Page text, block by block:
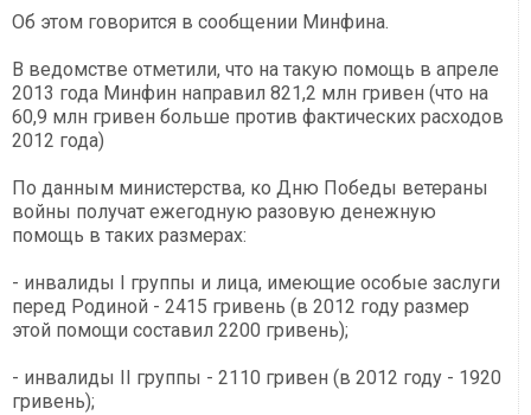
Об этом говорится в сообщении Минфина.
В ведомстве отметили, что на такую ​​помощь в апреле
2013 года Минфин направил 821,2 млн гривен (что на
60,9 млн гривен больше против фактических расходов
2012 года)
По данным министерства, ко Дню Победы ветераны
войны получат ежегодную разовую денежную
помощь в таких размерах:
- инвалиды I группы и лица, имеющие особые заслуги
перед Родиной - 2415 гривень (в 2012 году размер
этой помощи составил 2200 гривень);
- инвалиды II группы - 2110 гривен (в 2012 году - 1920
гривень);